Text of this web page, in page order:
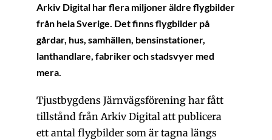
Arkiv Digital har flera miljoner äldre flygbilder
från hela Sverige. Det finns flygbilder på
gårdar, hus, samhällen, bensinstationer,
lanthandlare, fabriker och stadsvyer med
mera.
Tjustbygdens Järnvägsförening har fått
tillstånd från Arkiv Digital att publicera
ett antal flygbilder som är tagna längs